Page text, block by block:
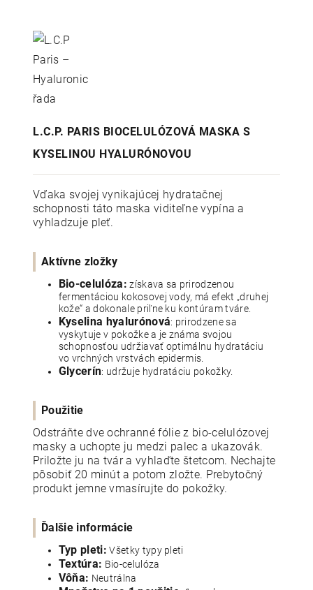
L.C.P. PARIS BIOCELULÓZOVÁ MASKA S
KYSELINOU HYALURÓNOVOU
Vďaka svojej vynikajúcej hydratačnej
schopnosti táto maska viditeľne vypína a
vyhladzuje pleť.
Aktívne zložky
Bio-celulóza: získava sa prirodzenou
fermentáciou kokosovej vody, má efekt „druhej
kože“ a dokonale priľne ku kontúram tváre.
Kyselina hyalurónová: prirodzene sa
vyskytuje v pokožke a je známa svojou
schopnosťou udržiavať optimálnu hydratáciu
vo vrchných vrstvách epidermis.
Glycerín: udržuje hydratáciu pokožky.
Použitie
Odstráňte dve ochranné fólie z bio-celulózovej
masky a uchopte ju medzi palec a ukazovák.
Priložte ju na tvár a vyhlaďte štetcom. Nechajte
pôsobiť 20 minút a potom zložte. Prebytočný
produkt jemne vmasírujte do pokožky.
Ďalšie informácie
Typ pleti: Všetky typy pleti
Textúra: Bio-celulóza
Vôňa: Neutrálna